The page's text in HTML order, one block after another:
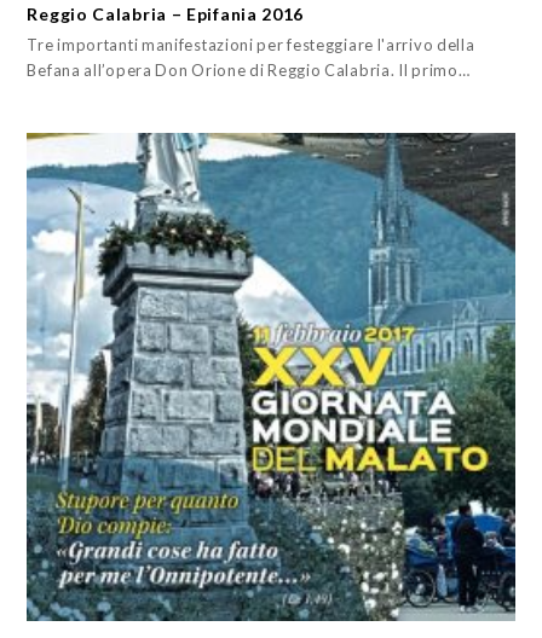
Reggio Calabria – Epifania 2016
Tre importanti manifestazioni per festeggiare l'arrivo della
Befana all’opera Don Orione di Reggio Calabria. Il primo…